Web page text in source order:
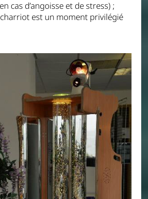
cas d’angoisse et de stress) ;
est un moment privilégié